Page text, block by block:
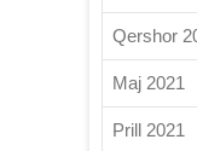
Qershor
Maj 2021
Prill 2021